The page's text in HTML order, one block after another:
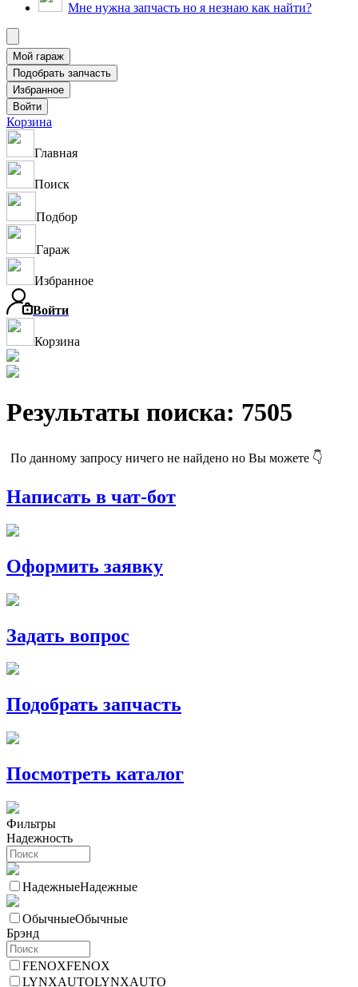
Мне нужна запчасть но я незнаю как найти?
Корзина
Главная
Поиск
Подбор
Гараж
Избранное
Войти
Корзина
Результаты поиска: 7505
По данному запросу ничего не найдено но Вы можете 👇
Написать в чат-бот
Оформить заявку
Задать вопрос
Подобрать запчасть
Посмотреть каталог
Фильтры
Надежность
НадежныеНадежные
ОбычныеОбычные
Брэнд
FENOXFENOX
LYNXAUTOLYNXAUTO